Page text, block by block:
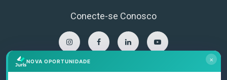
Conecte-se Conosco
×
NOVA OPORTUNIDADE